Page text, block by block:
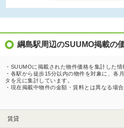
綱島駅周辺のSUUMO掲載の
・SUUMOに掲載された物件価格を集計した情
・各駅から徒歩15分以内の物件を対象に、各
タを元に集計しています。
・現在掲載中物件の金額・賃料とは異なる場合
賃貸